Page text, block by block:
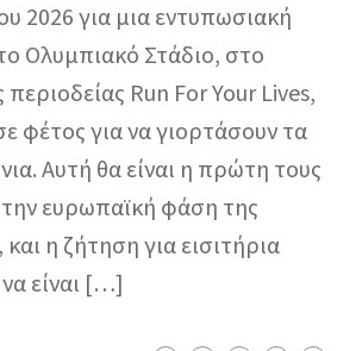
2026 για μια εντυπωσιακή
Ολυμπιακό Στάδιο, στο
περιοδείας Run For Your Lives,
φέτος για να γιορτάσουν τα
Αυτή θα είναι η πρώτη τους
ευρωπαϊκή φάση της
και η ζήτηση για εισιτήρια
είναι […]